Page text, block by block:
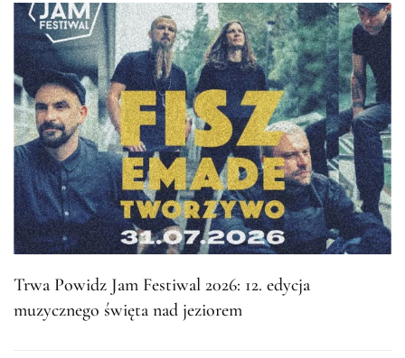
Trwa Powidz Jam Festiwal 2026: 12. edycja
muzycznego święta nad jeziorem